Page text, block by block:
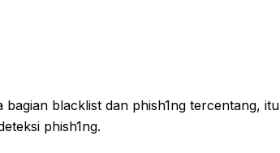
blacklist dan phish1ng tercentang, itu
phish1ng.